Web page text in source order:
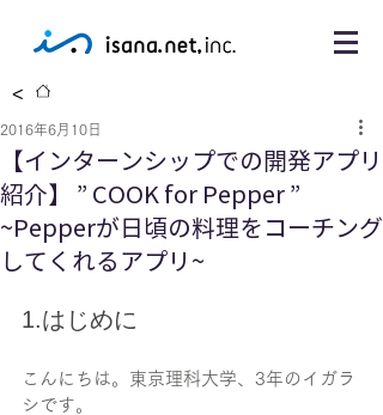
<
【インターンシップでの開発アプリ
紹介】 ” COOK for Pepper ”
~Pepperが日頃の料理をコーチング
してくれるアプリ~
2016年6月10日
1.はじめに
こんにちは。東京理科大学、3年のイガラ
シです。